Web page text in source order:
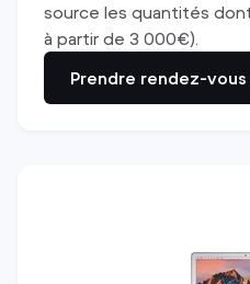
source les quantités
à partir de 3 000€).
Prendre rendez-